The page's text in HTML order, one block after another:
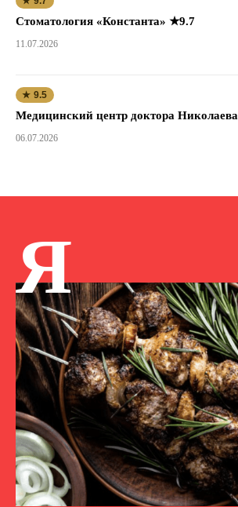
Стоматология «Константа» ★9.7
11.07.2026
★ 9.5
Медицинский центр доктора
06.07.2026
Я